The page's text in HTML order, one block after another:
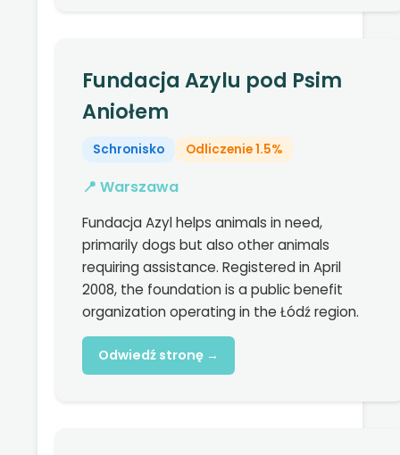
Fundacja Azylu pod Psim
Aniołem
Schronisko Odliczenie 1.5%
📍 Warszawa
Fundacja Azyl helps animals in need,
primarily dogs but also other animals
requiring assistance. Registered in April
2008, the foundation is a public benefit
organization operating in the Łódź region.
Odwiedź stronę →